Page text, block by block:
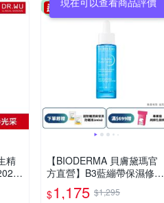
精
【BIODERMA 貝膚黛瑪官
方直營】B3藍繃帶保濕修復
精華 30ml
$1,175 $1,295